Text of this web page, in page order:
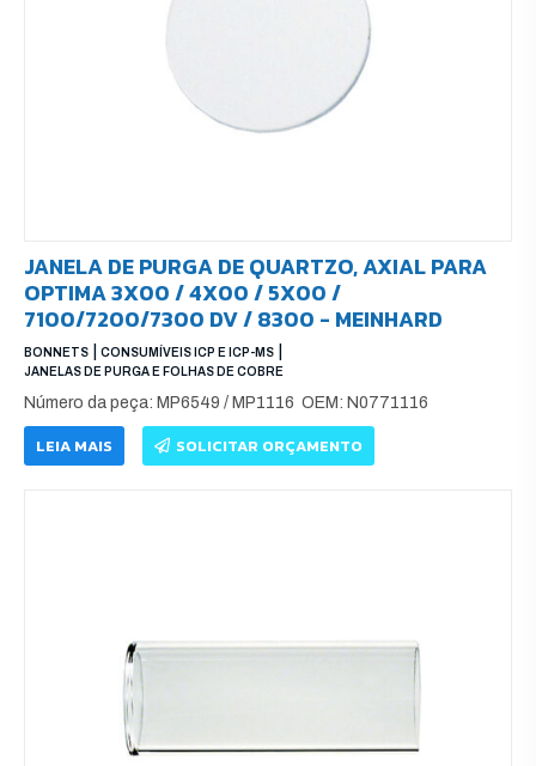
JANELA DE PURGA DE QUARTZO, AXIAL PARA
OPTIMA 3X00 / 4X00 / 5X00 /
7100/7200/7300 DV / 8300 - MEINHARD
BONNETS CONSUMÍVEIS ICP E ICP-MS
JANELAS DE PURGA E FOLHAS DE COBRE
Número da peça: MP6549 / MP1116 OEM: N0771116
LEIA MAIS SOLICITAR ORÇAMENTO